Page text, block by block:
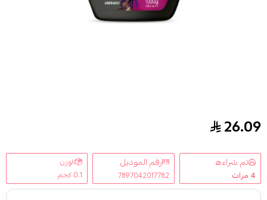
كريم ديفينا كور لعلاج الشعر المصبوغ من سكالا 1000 جم
26.09
تم شراءه
4 مرات
رقم الموديل
7897042017782
الوزن
0.1 كجم